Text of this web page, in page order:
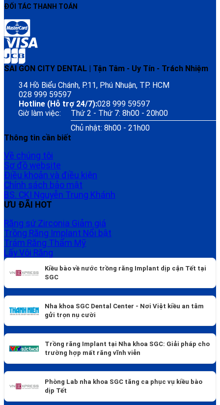
ĐỐI TÁC THANH TOÁN
SAI GON CITY DENTAL | Tận Tâm - Uy Tín - Trách Nhiệm
34 Hồ Biểu Chánh, P.11, Phú Nhuận, TP. HCM
028 999 59597
Hotline (Hỗ trợ 24/7):028 999 59597
Giờ làm việc:
Thứ 2 - Thứ 7: 8h00 - 20h00
Chủ nhật: 8h00 - 21h00
Thông tin cần biết
Về chúng tôi
Sơ đồ website
Điều khoản và điều kiện
Chính sách bảo mật
BS. CKI Nguyễn Trung Khánh
ƯU ĐÃI HOT
Răng sứ Zirconia
Trồng Răng Implant
Trám Răng Thẩm Mỹ
Lấy Vôi Răng
Kiều bào về nước trồng răng Implant dịp cận Tết tại
SGC
Nha khoa SGC Dental Center - Nơi Việt kiều an tâm
gửi trọn nụ cười
Trồng răng Implant tại Nha khoa SGC: Giải pháp cho
trường hợp mất răng vĩnh viễn
Phòng Lab nha khoa SGC tăng ca phục vụ kiều bào
dịp Tết